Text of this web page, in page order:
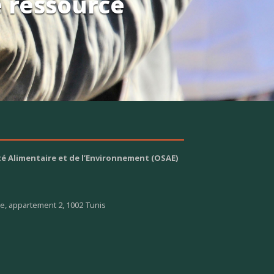
et de l’Environnement (OSAE)
appartement 2, 1002 Tunis